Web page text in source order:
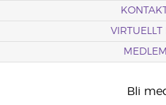
VIRTUELLT
Bli